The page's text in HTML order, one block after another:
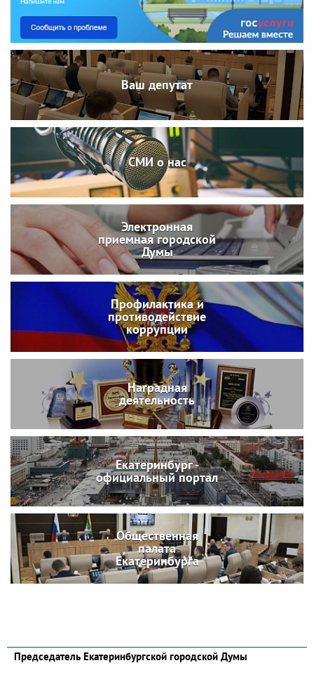
Ваш депутат
СМИ о нас
Электронная
приемная городской
Думы
Профилактика и
противодействие
коррупции
Наградная
деятельность
Екатеринбург -
официальный портал
Общественная
палата
Екатеринбурга
Председатель Екатеринбургской городской Думы